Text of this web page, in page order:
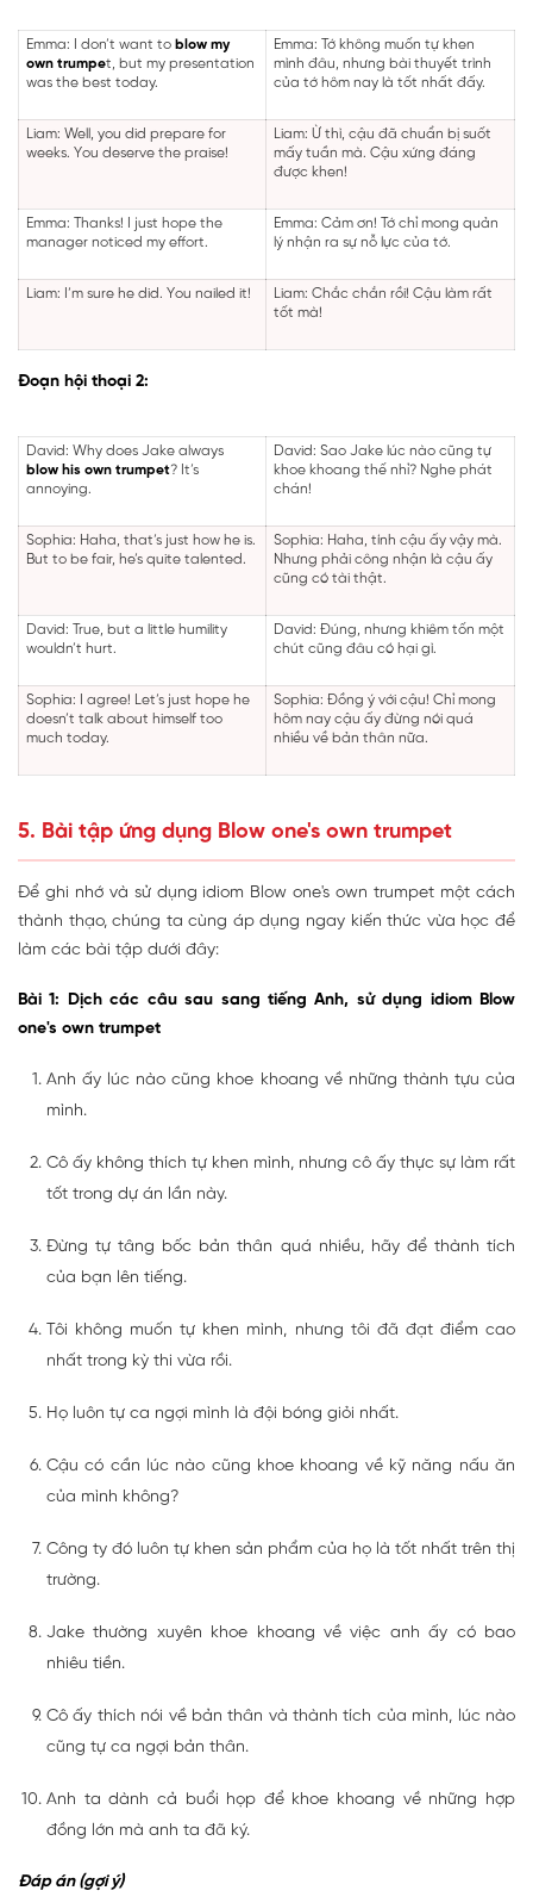
Emma: I don’t want to blow my
own trumpet, but my presentation
was the best today.
Emma: Tớ không muốn tự khen
mình đâu, nhưng bài thuyết trình
của tớ hôm nay là tốt nhất đấy.
Liam: Well, you did prepare for
weeks. You deserve the praise!
Liam: Ừ thì, cậu đã chuẩn bị suốt
mấy tuần mà. Cậu xứng đáng
được khen!
Emma: Thanks! I just hope the
manager noticed my effort.
Emma: Cảm ơn! Tớ chỉ mong quản
lý nhận ra sự nỗ lực của tớ.
Liam: I’m sure he did. You nailed it!
Liam: Chắc chắn rồi! Cậu làm rất
tốt mà!
Đoạn hội thoại 2:
David: Why does Jake always
blow his own trumpet? It’s
annoying.
David: Sao Jake lúc nào cũng tự
khoe khoang thế nhỉ? Nghe phát
chán!
Sophia: Haha, that’s just how he is.
But to be fair, he’s quite talented.
Sophia: Haha, tính cậu ấy vậy mà.
Nhưng phải công nhận là cậu ấy
cũng có tài thật.
David: True, but a little humility
wouldn’t hurt.
David: Đúng, nhưng khiêm tốn một
chút cũng đâu có hại gì.
Sophia: I agree! Let’s just hope he
doesn’t talk about himself too
much today.
Sophia: Đồng ý với cậu! Chỉ mong
hôm nay cậu ấy đừng nói quá
nhiều về bản thân nữa.
5. Bài tập ứng dụng Blow one's own trumpet
Để ghi nhớ và sử dụng idiom Blow one's own trumpet một cách
thành thạo, chúng ta cùng áp dụng ngay kiến thức vừa học để
làm các bài tập dưới đây:
Bài 1: Dịch các câu sau sang tiếng Anh, sử dụng idiom Blow
one's own trumpet
Anh ấy lúc nào cũng khoe khoang về những thành tựu của
mình.
Cô ấy không thích tự khen mình, nhưng cô ấy thực sự làm rất
tốt trong dự án lần này.
Đừng tự tâng bốc bản thân quá nhiều, hãy để thành tích
của bạn lên tiếng.
Tôi không muốn tự khen mình, nhưng tôi đã đạt điểm cao
nhất trong kỳ thi vừa rồi.
Họ luôn tự ca ngợi mình là đội bóng giỏi nhất.
Cậu có cần lúc nào cũng khoe khoang về kỹ năng nấu ăn
của mình không?
Công ty đó luôn tự khen sản phẩm của họ là tốt nhất trên thị
trường.
Jake thường xuyên khoe khoang về việc anh ấy có bao
nhiêu tiền.
Cô ấy thích nói về bản thân và thành tích của mình, lúc nào
cũng tự ca ngợi bản thân.
Anh ta dành cả buổi họp để khoe khoang về những hợp
đồng lớn mà anh ta đã ký.
Đáp án (gợi ý)